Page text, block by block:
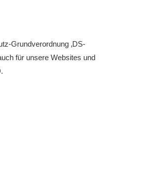
Grundverordnung ‚DS-
für unsere Websites und